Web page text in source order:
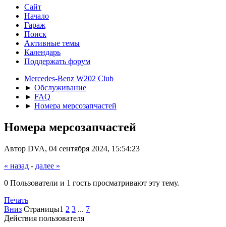
Сайт
Начало
Гараж
Поиск
Активные темы
Календарь
Поддержать форум
Mercedes-Benz W202 Club
► Обслуживание
► FAQ
► Номера мерсозапчастей
Номера мерсозапчастей
Автор DVA, 04 сентября 2024, 15:54:23
« назад - далее »
0 Пользователи и 1 гость просматривают эту тему.
Печать
Вниз Страницы1 2 3 ... 7
Действия пользователя